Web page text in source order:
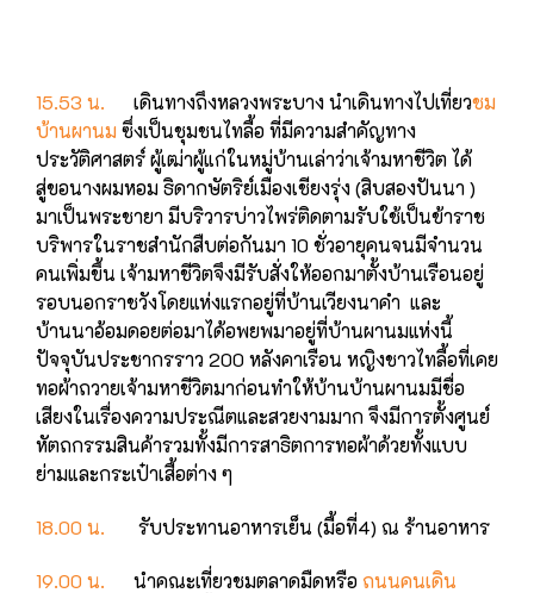
15.53 น. เดินทางถึงหลวงพระบาง นําเดินทางไปเที่ยวชม
บ้านผานม ซึ่งเป็นชุมชนไทลื้อ ที่มีความสำคัญทาง
ประวัติศาสตร์ ผู้เฒ่าผู้แก่ในหมู่บ้านเล่าว่าเจ้ามหาชีวิต ได้
สู่ขอนางผมหอม ธิดากษัตริย์เมืองเชียงรุ่ง (สิบสองปันนา )
มาเป็นพระชายา มีบริวารบ่าวไพร่ติดตามรับใช้เป็นข้าราช
บริพารในราชสำนักสืบต่อกันมา 10 ชั่วอายุคนจนมีจำนวน
คนเพิ่มขึ้น เจ้ามหาชีวิตจึงมีรับสั่งให้ออกมาตั้งบ้านเรือนอยู่
รอบนอกราชวังโดยแห่งแรกอยู่ที่บ้านเวียงนาคำ และ
บ้านนาอ้อมดอยต่อมาได้อพยพมาอยู่ที่บ้านผานมแห่งนี้
ปัจจุบันประชากรราว 200 หลังคาเรือน หญิงชาวไทลื้อที่เคย
ทอผ้าถวายเจ้ามหาชีวิตมาก่อนทำให้บ้านบ้านผานมมีชื่อ
เสียงในเรื่องความประณีตและสวยงามมาก จึงมีการตั้งศูนย์
หัตถกรรมสินค้ารวมทั้งมีการสาธิตการทอผ้าด้วยทั้งแบบ
ย่ามและกระเป๋าเสื้อต่าง ๆ
18.00 น. รับประทานอาหารเย็น (มื้อที่4) ณ ร้านอาหาร
19.00 น. นำคณะเที่ยวชมตลาดมืดหรือถนนคนเดิน